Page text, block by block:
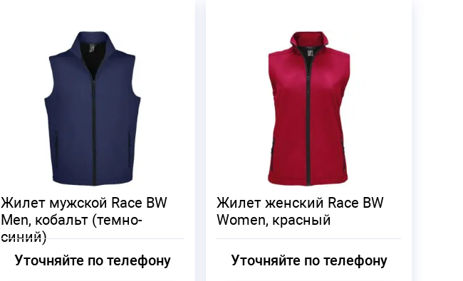
Жилет мужской Race BW
Men, кобальт (темно-
синий)
Уточняйте по телефону
Жилет женский Race BW
Women, красный
Уточняйте по телефону